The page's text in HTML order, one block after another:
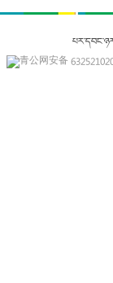
青公网安备